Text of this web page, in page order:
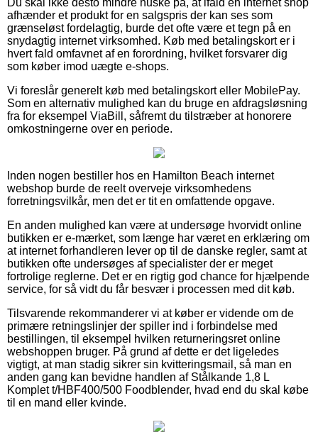
afhænder et produkt for en salgspris der kan ses som
grænseløst fordelagtig, burde det ofte være et tegn på en
snydagtig internet virksomhed. Køb med betalingskort er i
hvert fald omfavnet af en forordning, hvilket forsvarer dig
som køber imod uægte e-shops.
Vi foreslår generelt køb med betalingskort eller MobilePay.
Som en alternativ mulighed kan du bruge en afdragsløsning
fra for eksempel ViaBill, såfremt du tilstræber at honorere
omkostningerne over en periode.
Inden nogen bestiller hos en Hamilton Beach internet
webshop burde de reelt overveje virksomhedens
forretningsvilkår, men det er tit en omfattende opgave.
En anden mulighed kan være at undersøge hvorvidt online
butikken er e-mærket, som længe har været en erklæring om
at internet forhandleren lever op til de danske regler, samt at
butikken ofte undersøges af specialister der er meget
fortrolige reglerne. Det er en rigtig god chance for hjælpende
service, for så vidt du får besvær i processen med dit køb.
Tilsvarende rekommanderer vi at køber er vidende om de
primære retningslinjer der spiller ind i forbindelse med
bestillingen, til eksempel hvilken returneringsret online
webshoppen bruger. På grund af dette er det ligeledes
vigtigt, at man stadig sikrer sin kvitteringsmail, så man en
anden gang kan bevidne handlen af Stålkande 1,8 L
Komplet t/HBF400/500 Foodblender, hvad end du skal købe
til en mand eller kvinde.